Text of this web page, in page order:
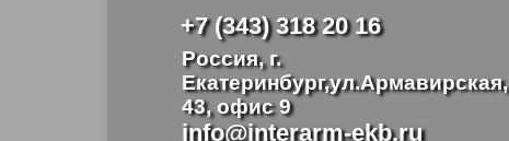
+7 (343) 318 20 16
Россия, г.
Екатеринбург,ул.Армавирская,
43, офис 9
info@interarm-ekb.ru